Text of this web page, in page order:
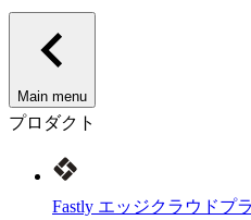
Main menu
プロダクト
Fastly エッジクラウドプ